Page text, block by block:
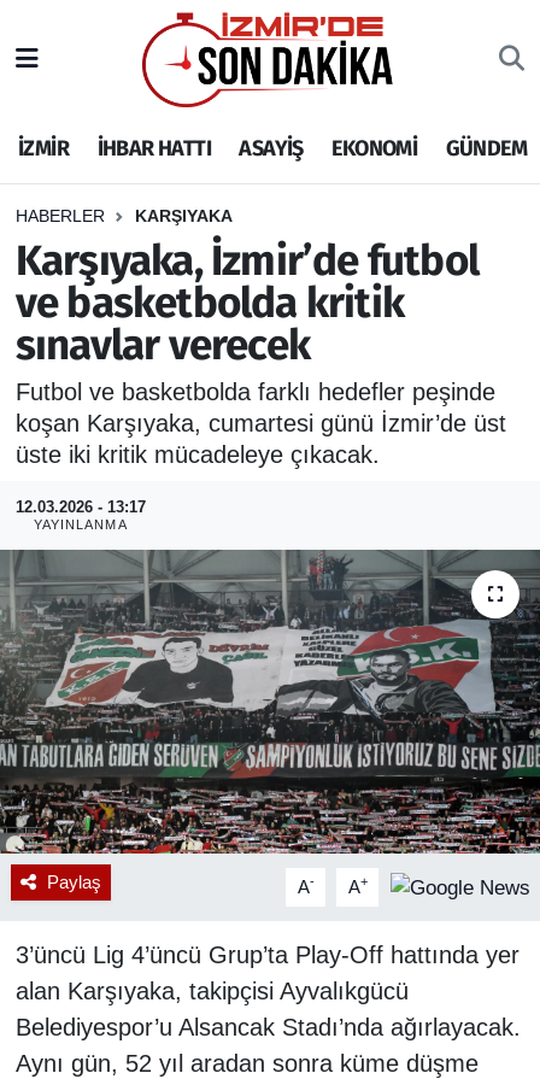
İZMİR İHBAR HATTI ASAYİŞ EKONOMİ GÜNDEM
HABERLER KARŞIYAKA
Karşıyaka, İzmir’de futbol
ve basketbolda kritik
sınavlar verecek
Futbol ve basketbolda farklı hedefler peşinde
koşan Karşıyaka, cumartesi günü İzmir’de üst
üste iki kritik mücadeleye çıkacak.
12.03.2026 - 13:17
YAYINLANMA
Paylaş A- A+
3’üncü Lig 4’üncü Grup’ta Play-Off hattında yer
alan Karşıyaka, takipçisi Ayvalıkgücü
Belediyespor’u Alsancak Stadı’nda ağırlayacak.
Aynı gün, 52 yıl aradan sonra küme düşme
İHBAR HATTI
DEPREM
GENEL
EKONOMİ
SİYASET
SPOR
ASAYİŞ
RESMİ REKLAM
İzmir Nöbetçi Eczaneler
İzmir Hava Durumu
İzmir Namaz Vakitleri
İzmir Trafik Yoğunluk Haritası
Puan Durumu ve Fikstür
Tüm Manşetler
Son Dakika Haberleri
Haber Arşivi